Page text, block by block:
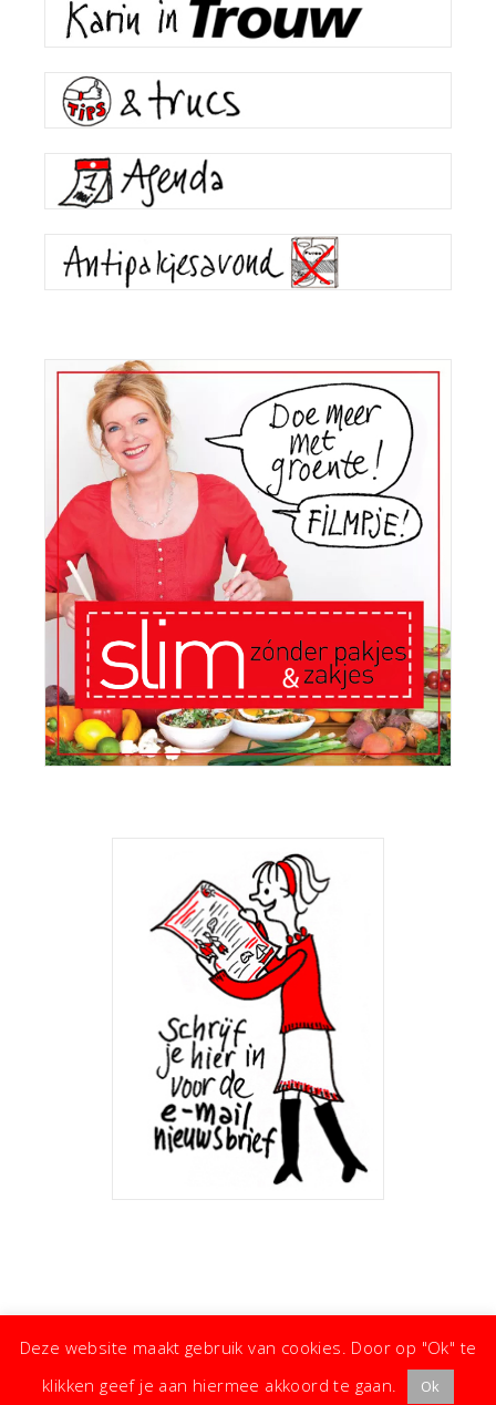
Deze website maakt gebruik van cookies. Door op "Ok" te
klikken geef je aan hiermee akkoord te gaan.
Ok